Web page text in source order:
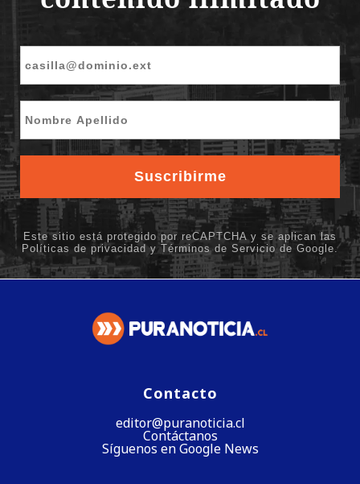
Contacto
editor@puranoticia.cl
Contáctanos
Síguenos en Google News